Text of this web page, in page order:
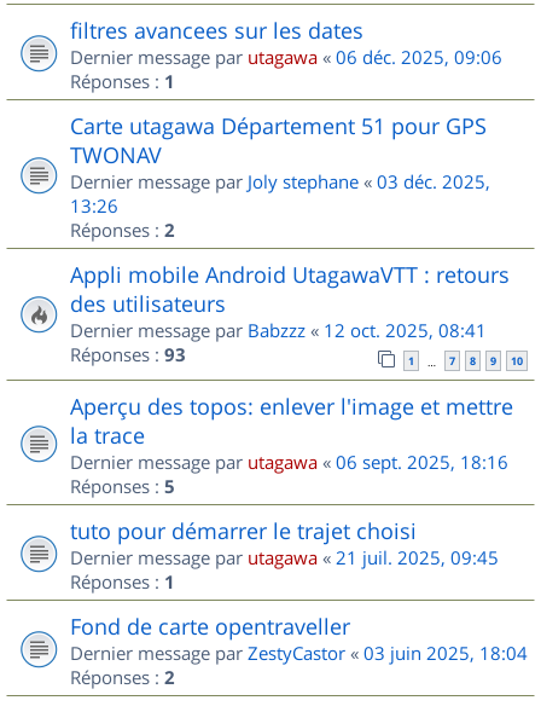
filtres avancees sur les dates
Dernier message par utagawa « 06 déc. 2025, 09:06
Réponses : 1
Carte utagawa Département 51 pour GPS
TWONAV
Dernier message par Joly stephane « 03 déc. 2025,
13:26
Réponses : 2
Appli mobile Android UtagawaVTT : retours
des utilisateurs
Dernier message par Babzzz « 12 oct. 2025, 08:41
Réponses : 93 1 … 7 8 9 10
Aperçu des topos: enlever l'image et mettre
la trace
Dernier message par utagawa « 06 sept. 2025, 18:16
Réponses : 5
tuto pour démarrer le trajet choisi
Dernier message par utagawa « 21 juil. 2025, 09:45
Réponses : 1
Fond de carte opentraveller
Dernier message par ZestyCastor « 03 juin 2025, 18:04
Réponses : 2